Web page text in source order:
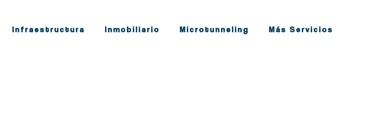
Infraestructura Inmobiliario Microtunneling Más Servicios